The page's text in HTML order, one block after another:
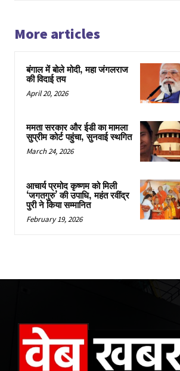
More articles
बंगाल में बोले मोदी, महा जंगलराज
की विदाई तय
April 20, 2026
ममता सरकार और ईडी का मामला
सुप्रीम कोर्ट पहुंचा, सुनवाई स्थगित
March 24, 2026
आचार्य प्रमोद कृष्णम को मिली
‘जगतगुरु’ की उपाधि, महंत रवींद्र
पुरी ने किया सम्मानित
February 19, 2026